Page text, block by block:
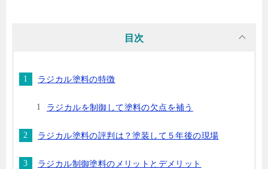
目次
ラジカル塗料の特徴
ラジカルを制御して塗料の欠点を補う
ラジカル塗料の評判は？塗装して５年後の現場
ラジカル制御塗料のメリットとデメリット